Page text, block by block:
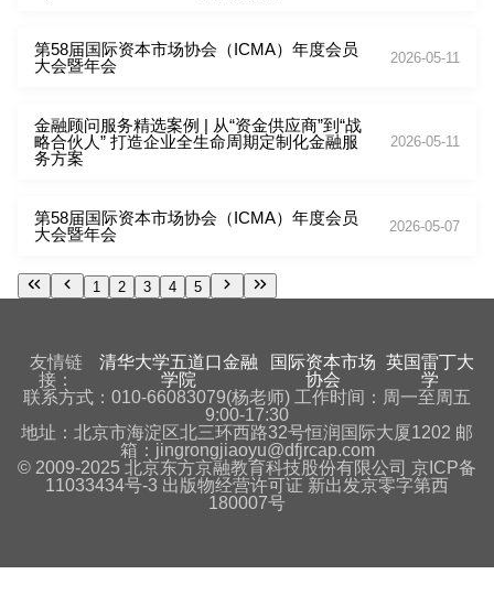
第58届国际资本市场协会（ICMA）年度会员
大会暨年会
2026-05-11
金融顾问服务精选案例 | 从“资金供应商”到“战
略合伙人” 打造企业全生命周期定制化金融服
务方案
2026-05-11
第58届国际资本市场协会（ICMA）年度会员
大会暨年会
2026-05-07
1 2 3 4 5
友情链
接：
清华大学五道口金融
学院
国际资本市场
协会
英国雷丁大
学
联系方式：010-66083079(杨老师) 工作时间：周一至周五
9:00-17:30
地址：北京市海淀区北三环西路32号恒润国际大厦1202 邮
箱：jingrongjiaoyu@dfjrcap.com
© 2009-2025 北京东方京融教育科技股份有限公司 京ICP备
11033434号-3 出版物经营许可证 新出发京零字第西
180007号